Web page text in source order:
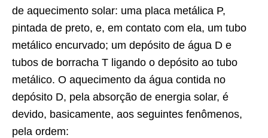
de aquecimento solar: uma placa metálica P,
pintada de preto, e, em contato com ela, um tubo
metálico encurvado; um depósito de água D e
tubos de borracha T ligando o depósito ao tubo
metálico. O aquecimento da água contida no
depósito D, pela absorção de energia solar, é
devido, basicamente, aos seguintes fenômenos,
pela ordem: